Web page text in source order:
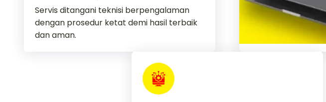
Servis ditangani teknisi berpengalaman
dengan prosedur ketat demi hasil terbaik
dan aman.